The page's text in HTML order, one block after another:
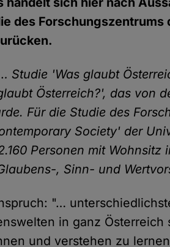
des Forschungszentrums
Studie 'Was glaubt
Österreich?', das von
Für die Studie des
Society' der
Personen mit Wohnsitz
, Sinn- und
"…
in ganz Österreich
und verstehen zu